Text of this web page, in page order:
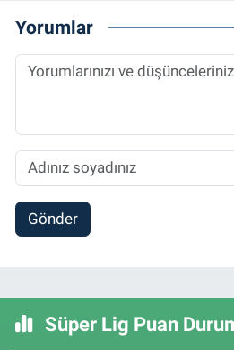
Yorumlar
Gönder
Süper Lig Puan